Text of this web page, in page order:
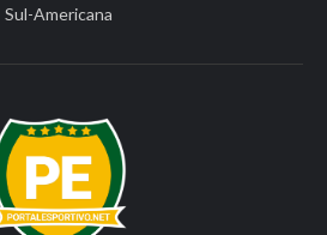
Sul-Americana